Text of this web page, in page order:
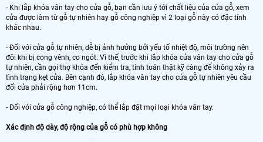
- Khi lắp khóa vân tay cho cửa gỗ, bạn cần lưu ý tới chất liệu của cửa gỗ, xem
cửa được làm từ gỗ tự nhiên hay gỗ công nghiệp vì 2 loại gỗ này có đặc tính
khác nhau.
- Đối với cửa gỗ tự nhiên, dễ bị ảnh hưởng bởi yếu tố nhiệt độ, môi trường nên
đôi khi bị cong vênh, co ngót. Vì thế, trước khi lắp khóa cửa vân tay cho cửa gỗ
tự nhiên, cần gọi thợ khóa đến kiểm tra, tính toán thật kỹ càng để không xảy ra
tình trạng kẹt cửa. Bên cạnh đó, lắp khóa vân tay cho cửa gỗ tự nhiên yêu cầu
đối cửa phải rộng hơn 11cm.
- Đối với cửa gỗ công nghiệp, có thể lắp đặt mọi loại khóa vân tay.
Xác định độ dày, độ rộng của gỗ có phù hợp không